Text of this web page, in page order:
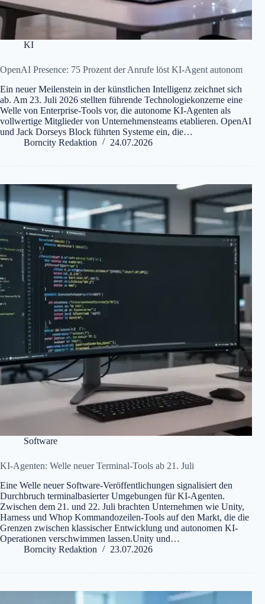
KI
OpenAI Presence: 75 Prozent der Anrufe löst KI-Agent autonom
Ein neuer Meilenstein in der künstlichen Intelligenz zeichnet sich
ab. Am 23. Juli 2026 stellten führende Technologiekonzerne eine
Welle von Enterprise-Tools vor, die autonome KI-Agenten als
vollwertige Mitglieder von Unternehmensteams etablieren. OpenAI
und Jack Dorseys Block führten Systeme ein, die…
Borncity Redaktion
24.07.2026
Software
KI-Agenten: Welle neuer Terminal-Tools ab 21. Juli
Eine Welle neuer Software-Veröffentlichungen signalisiert den
Durchbruch terminalbasierter Umgebungen für KI-Agenten.
Zwischen dem 21. und 22. Juli brachten Unternehmen wie Unity,
Harness und Whop Kommandozeilen-Tools auf den Markt, die die
Grenzen zwischen klassischer Entwicklung und autonomen KI-
Operationen verschwimmen lassen.Unity und…
Borncity Redaktion
23.07.2026